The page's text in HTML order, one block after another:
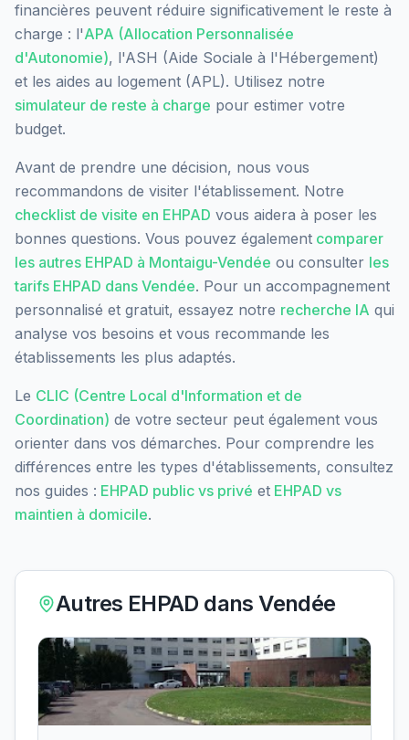
financières peuvent réduire significativement le reste à
charge : l'APA (Allocation Personnalisée
d'Autonomie), l'ASH (Aide Sociale à l'Hébergement)
et les aides au logement (APL). Utilisez notre
simulateur de reste à charge pour estimer votre
budget.
Avant de prendre une décision, nous vous
recommandons de visiter l'établissement. Notre
checklist de visite en EHPAD vous aidera à poser les
bonnes questions. Vous pouvez également comparer
les autres EHPAD à Montaigu-Vendée ou consulter les
tarifs EHPAD dans Vendée. Pour un accompagnement
personnalisé et gratuit, essayez notre recherche IA qui
analyse vos besoins et vous recommande les
établissements les plus adaptés.
Le CLIC (Centre Local d'Information et de
Coordination) de votre secteur peut également vous
orienter dans vos démarches. Pour comprendre les
différences entre les types d'établissements, consultez
nos guides : EHPAD public vs privé et EHPAD vs
maintien à domicile.
Autres EHPAD dansVendée